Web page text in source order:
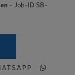
- Job-ID SB-